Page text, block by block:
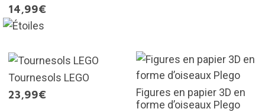
14,99€
Tournesols LEGO
23,99€
Figures en papier 3D en
forme d’oiseaux Plego